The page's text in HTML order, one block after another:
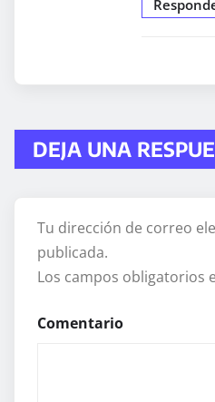
DEJA UNA
Tu dirección de correo
publicada.
Los campos obligatorios
Comentario